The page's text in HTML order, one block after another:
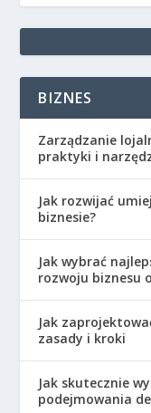
BIZNES
Zarządzanie
praktyki i
Jak rozwijać
biznesie?
Jak wybrać
rozwoju biznesu
Jak
zasady i kroki
Jak skutecznie
podejmowania